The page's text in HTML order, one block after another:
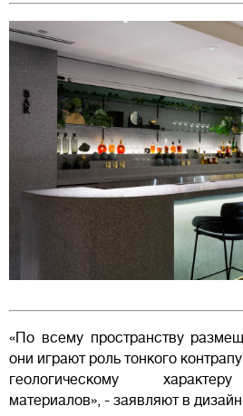
«По всему пространству
они играют роль тонкого
геологическому
материалов», - заявляют в